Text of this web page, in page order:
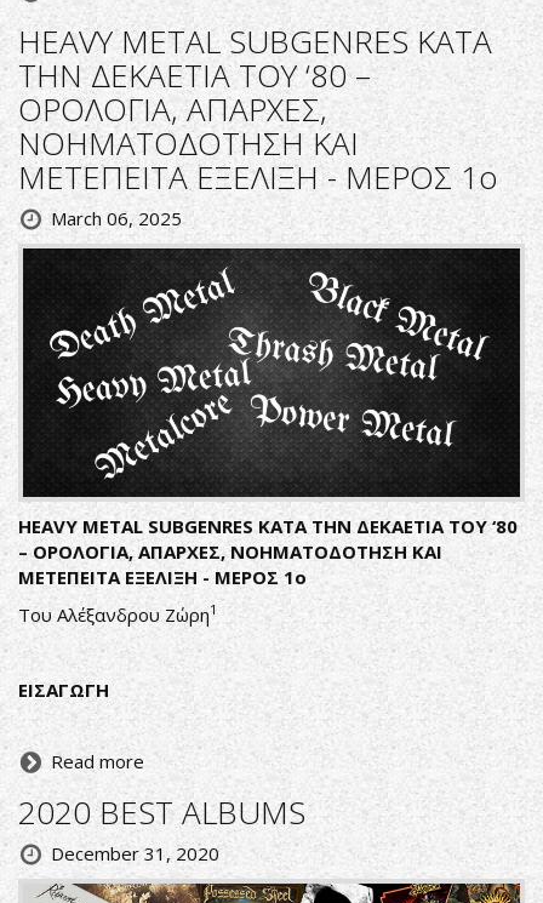
HEAVY METAL SUBGENRES ΚΑΤΑ
ΤΗΝ ΔΕΚΑΕΤΙΑ ΤΟΥ ‘80 –
ΟΡΟΛΟΓΙΑ, ΑΠΑΡΧΕΣ,
ΝΟΗΜΑΤΟΔΟΤΗΣΗ ΚΑΙ
ΜΕΤΕΠΕΙΤΑ ΕΞΕΛΙΞΗ - ΜΕΡΟΣ 1ο
March 06, 2025
HEAVY METAL SUBGENRES ΚΑΤΑ ΤΗΝ ΔΕΚΑΕΤΙΑ ΤΟΥ ‘80
– ΟΡΟΛΟΓΙΑ, ΑΠΑΡΧΕΣ, ΝΟΗΜΑΤΟΔΟΤΗΣΗ ΚΑΙ
ΜΕΤΕΠΕΙΤΑ ΕΞΕΛΙΞΗ - ΜΕΡΟΣ 1ο
Του Αλέξανδρου Ζώρη1
ΕΙΣΑΓΩΓΗ
Read more
2020 BEST ALBUMS
December 31, 2020